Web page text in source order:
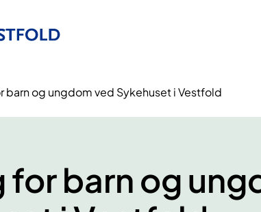
barn og ungdom ved Sykehuset i Vestfold
for barn og